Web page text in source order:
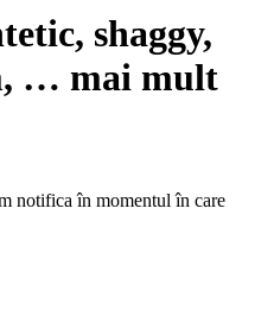
shaggy,
, … mai mult
notifica în momentul în care